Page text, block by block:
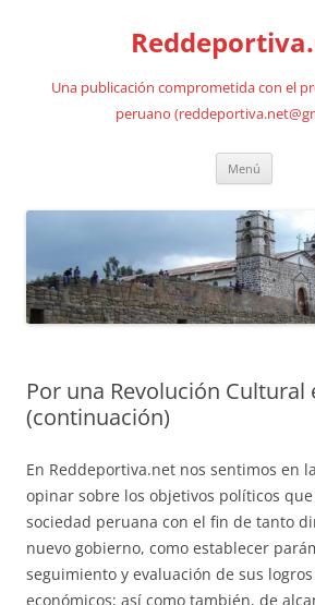
Una publicación comprometida con el
peruano
Menú
Por una Revolución Cultural
(continuación)
En Reddeportiva.net nos sentimos en
opinar sobre los objetivos políticos
sociedad peruana con el fin de tanto
nuevo gobierno, como establecer
seguimiento y evaluación de sus
económicos; así como también, de